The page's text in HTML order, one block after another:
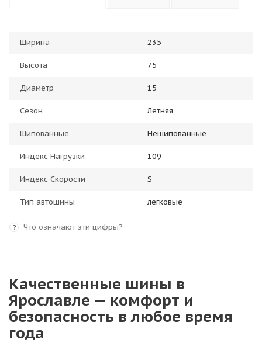
Ширина 235
Высота 75
Диаметр 15
Сезон Летняя
Шипованные Нешипованные
Индекс Нагрузки 109
Индекс Скорости S
Тип автошины легковые
? Что означают эти цифры?
Качественные шины в
Ярославле — комфорт и
безопасность в любое время
года